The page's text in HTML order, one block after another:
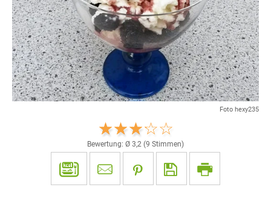
Foto hexy235
Bewertung: Ø 3,2 (9 Stimmen)